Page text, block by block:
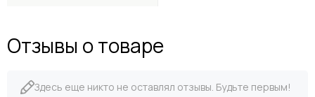
Отзывы о товаре
Здесь еще никто не оставлял отзывы. Будьте первым!